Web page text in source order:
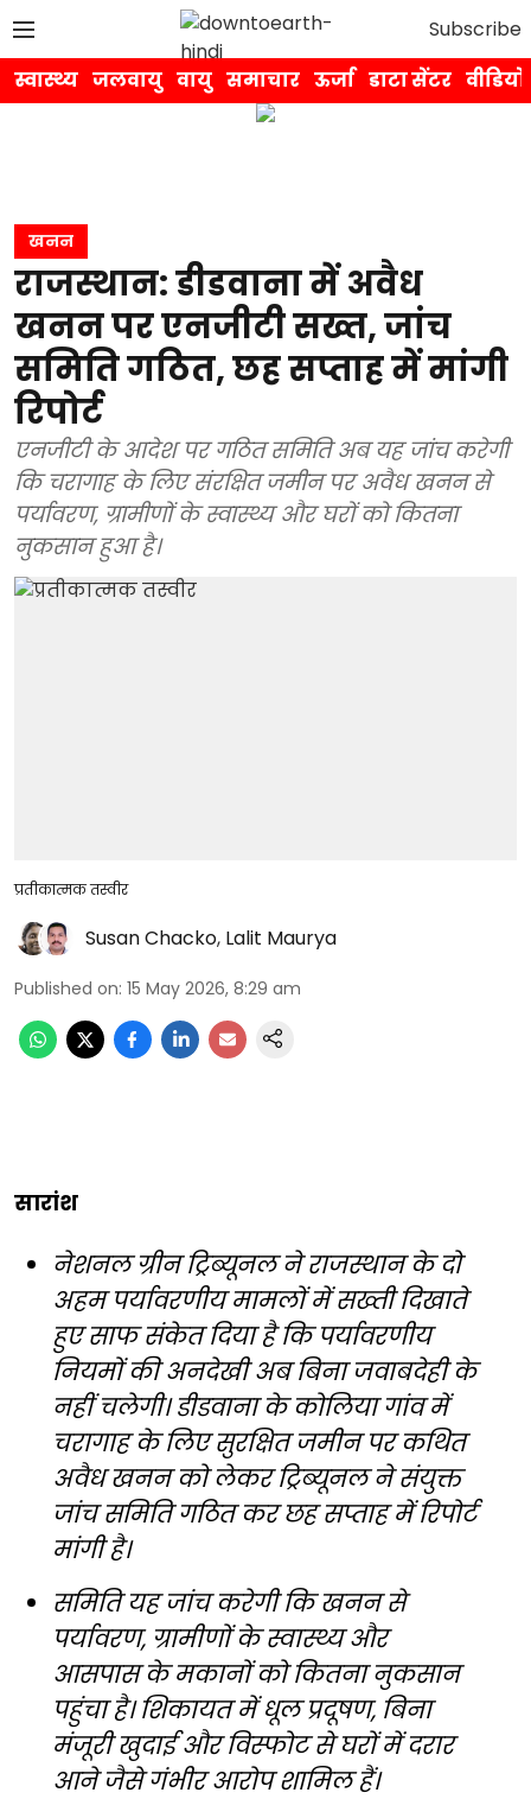
Subscribe
स्वास्थ्य जलवायु वायु समाचार ऊर्जा डाटा सेंटर वीडियो
खनन
राजस्थान: डीडवाना में अवैध
खनन पर एनजीटी सख्त, जांच
समिति गठित, छह सप्ताह में मांगी
रिपोर्ट
एनजीटी के आदेश पर गठित समिति अब यह जांच करेगी
कि चरागाह के लिए संरक्षित जमीन पर अवैध खनन से
पर्यावरण, ग्रामीणों के स्वास्थ्य और घरों को कितना
नुकसान हुआ है।
प्रतीकात्मक तस्वीर
Susan Chacko, Lalit Maurya
Published on: 15 May 2026, 8:29 am
सारांश
नेशनल ग्रीन ट्रिब्यूनल ने राजस्थान के दो
अहम पर्यावरणीय मामलों में सख्ती दिखाते
हुए साफ संकेत दिया है कि पर्यावरणीय
नियमों की अनदेखी अब बिना जवाबदेही के
नहीं चलेगी। डीडवाना के कोलिया गांव में
चरागाह के लिए सुरक्षित जमीन पर कथित
अवैध खनन को लेकर ट्रिब्यूनल ने संयुक्त
जांच समिति गठित कर छह सप्ताह में रिपोर्ट
मांगी है।
समिति यह जांच करेगी कि खनन से
पर्यावरण, ग्रामीणों के स्वास्थ्य और
आसपास के मकानों को कितना नुकसान
पहुंचा है। शिकायत में धूल प्रदूषण, बिना
मंजूरी खुदाई और विस्फोट से घरों में दरार
आने जैसे गंभीर आरोप शामिल हैं।